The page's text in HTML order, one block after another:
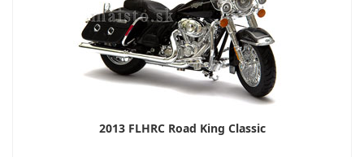
2013 FLHRC Road King Classic